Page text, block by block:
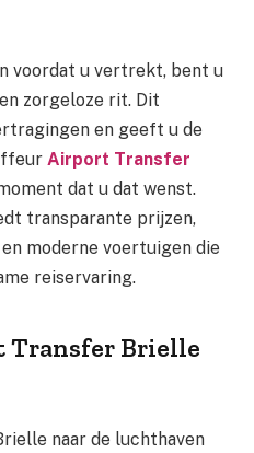
voordat u vertrekt, bent u
zorgeloze rit. Dit
en geeft u de
Airport Transfer
dat u dat wenst.
transparante prijzen,
moderne voertuigen die
reiservaring.
Transfer Brielle
naar de luchthaven